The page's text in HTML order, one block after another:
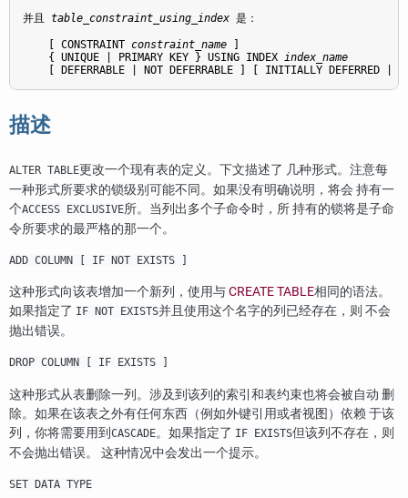
并且 table_constraint_using_index 是：
    [ CONSTRAINT
constraint_name ]
    { UNIQUE | PRIMARY KEY } USING INDEX
index_name
[ DEFERRABLE | NOT DEFERRABLE ] [ INITIALLY DEFERRED |
描述
ALTER TABLE更改一个现有表的定义。下文描述了 几种形式。注意每
一种形式所要求的锁级别可能不同。如果没有明确说明，将会 持有一
个ACCESS EXCLUSIVE所。当列出多个子命令时，所 持有的锁将是子命
令所要求的最严格的那一个。
ADD COLUMN [ IF NOT EXISTS ]
这种形式向该表增加一个新列，使用与CREATE TABLE相同的语法。
如果指定了 IF NOT EXISTS并且使用这个名字的列已经存在，则 不会
抛出错误。
DROP COLUMN [ IF EXISTS ]
这种形式从表删除一列。涉及到该列的索引和表约束也将会被自动 删
除。如果在该表之外有任何东西（例如外键引用或者视图）依赖 于该
列，你将需要用到 CASCADE。如果指定了 IF EXISTS但该列不存在，则
不会抛出错误。 这种情况中会发出一个提示。
SET DATA TYPE